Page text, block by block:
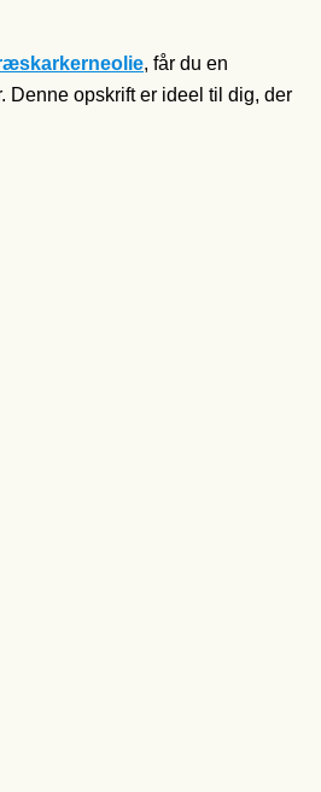
, får du en
Denne opskrift er ideel til dig, der